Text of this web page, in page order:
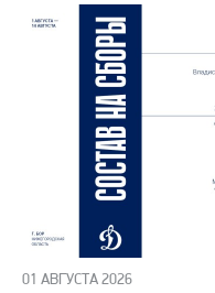
01 АВГУСТА 2026